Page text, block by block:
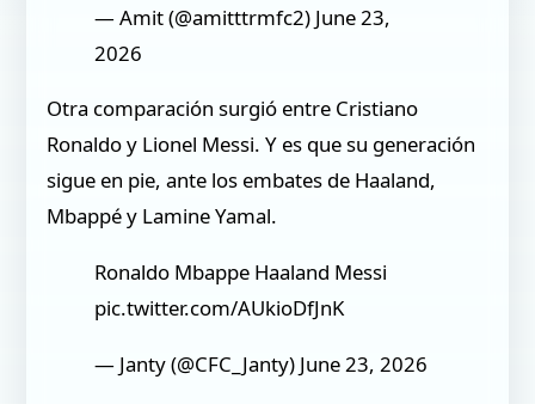
— Amit (@amitttrmfc2) June 23,
2026
Otra comparación surgió entre Cristiano
Ronaldo y Lionel Messi. Y es que su generación
sigue en pie, ante los embates de Haaland,
Mbappé y Lamine Yamal.
Ronaldo Mbappe Haaland Messi
pic.twitter.com/AUkioDfJnK
— Janty (@CFC_Janty) June 23, 2026